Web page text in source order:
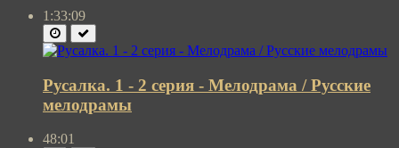
1:33:09
Русалка. 1 - 2 серия - Мелодрама / Русские
мелодрамы
48:01